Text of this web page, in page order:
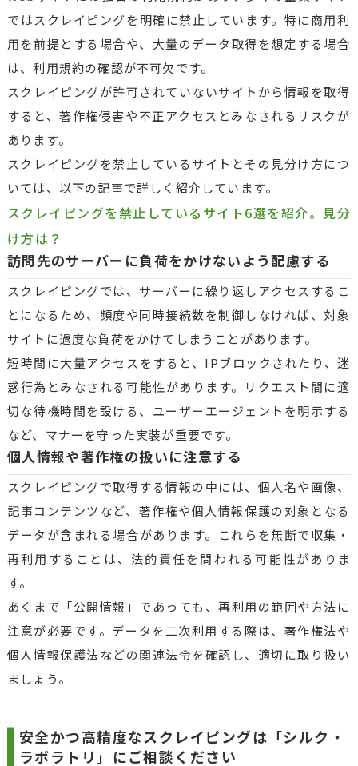
ではスクレイピングを明確に禁止しています。特に商用利
用を前提とする場合や、大量のデータ取得を想定する場合
は、利用規約の確認が不可欠です。
スクレイピングが許可されていないサイトから情報を取得
すると、著作権侵害や不正アクセスとみなされるリスクが
あります。
スクレイピングを禁止しているサイトとその見分け方につ
いては、以下の記事で詳しく紹介しています。
スクレイピングを禁止しているサイト6選を紹介。見分
け方は？
訪問先のサーバーに負荷をかけないよう配慮する
スクレイピングでは、サーバーに繰り返しアクセスするこ
とになるため、頻度や同時接続数を制御しなければ、対象
サイトに過度な負荷をかけてしまうことがあります。
短時間に大量アクセスをすると、IPブロックされたり、迷
惑行為とみなされる可能性があります。リクエスト間に適
切な待機時間を設ける、ユーザーエージェントを明示する
など、マナーを守った実装が重要です。
個人情報や著作権の扱いに注意する
スクレイピングで取得する情報の中には、個人名や画像、
記事コンテンツなど、著作権や個人情報保護の対象となる
データが含まれる場合があります。これらを無断で収集・
再利用することは、法的責任を問われる可能性がありま
す。
あくまで「公開情報」であっても、再利用の範囲や方法に
注意が必要です。データを二次利用する際は、著作権法や
個人情報保護法などの関連法令を確認し、適切に取り扱い
ましょう。
安全かつ高精度なスクレイピングは「シルク・
ラボラトリ」にご相談ください